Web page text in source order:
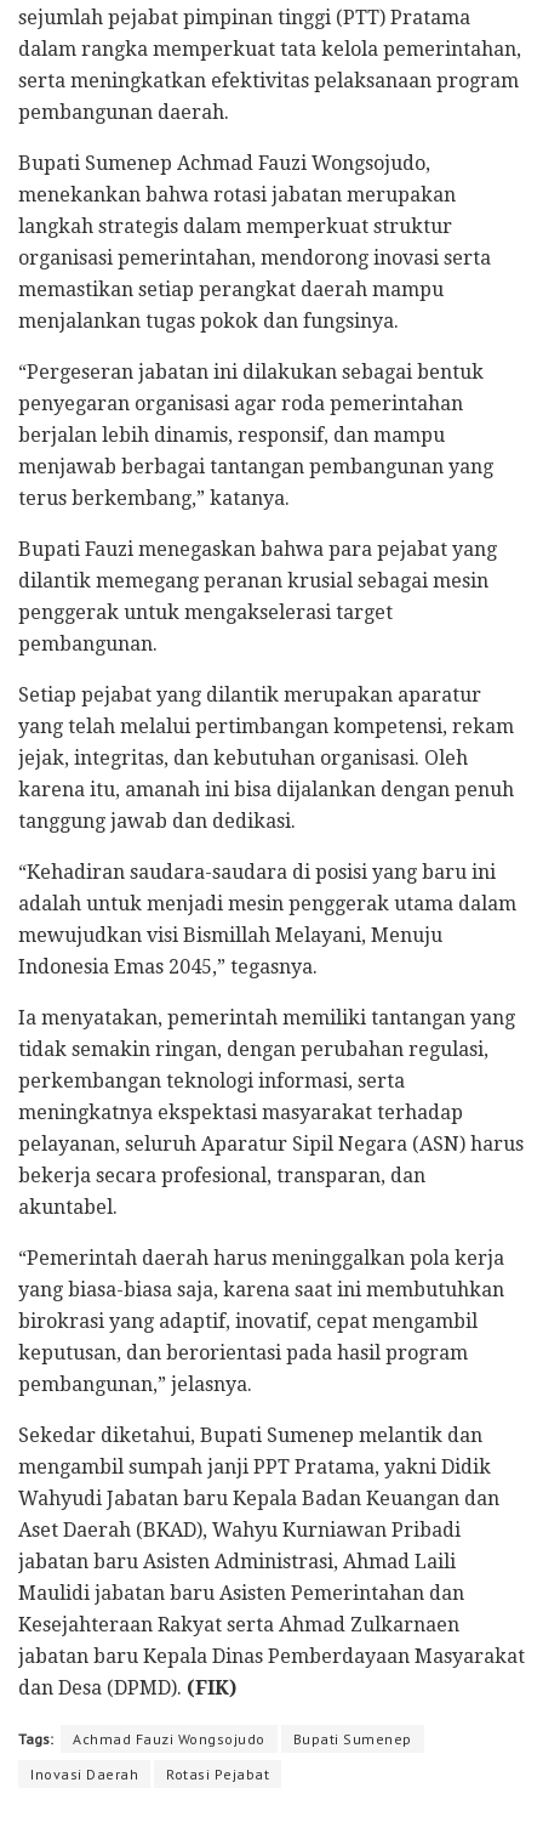
sejumlah pejabat pimpinan tinggi (PTT) Pratama
dalam rangka memperkuat tata kelola pemerintahan,
serta meningkatkan efektivitas pelaksanaan program
pembangunan daerah.
Bupati Sumenep Achmad Fauzi Wongsojudo,
menekankan bahwa rotasi jabatan merupakan
langkah strategis dalam memperkuat struktur
organisasi pemerintahan, mendorong inovasi serta
memastikan setiap perangkat daerah mampu
menjalankan tugas pokok dan fungsinya.
“Pergeseran jabatan ini dilakukan sebagai bentuk
penyegaran organisasi agar roda pemerintahan
berjalan lebih dinamis, responsif, dan mampu
menjawab berbagai tantangan pembangunan yang
terus berkembang,” katanya.
Bupati Fauzi menegaskan bahwa para pejabat yang
dilantik memegang peranan krusial sebagai mesin
penggerak untuk mengakselerasi target
pembangunan.
Setiap pejabat yang dilantik merupakan aparatur
yang telah melalui pertimbangan kompetensi, rekam
jejak, integritas, dan kebutuhan organisasi. Oleh
karena itu, amanah ini bisa dijalankan dengan penuh
tanggung jawab dan dedikasi.
“Kehadiran saudara-saudara di posisi yang baru ini
adalah untuk menjadi mesin penggerak utama dalam
mewujudkan visi Bismillah Melayani, Menuju
Indonesia Emas 2045,” tegasnya.
Ia menyatakan, pemerintah memiliki tantangan yang
tidak semakin ringan, dengan perubahan regulasi,
perkembangan teknologi informasi, serta
meningkatnya ekspektasi masyarakat terhadap
pelayanan, seluruh Aparatur Sipil Negara (ASN) harus
bekerja secara profesional, transparan, dan
akuntabel.
“Pemerintah daerah harus meninggalkan pola kerja
yang biasa-biasa saja, karena saat ini membutuhkan
birokrasi yang adaptif, inovatif, cepat mengambil
keputusan, dan berorientasi pada hasil program
pembangunan,” jelasnya.
Sekedar diketahui, Bupati Sumenep melantik dan
mengambil sumpah janji PPT Pratama, yakni Didik
Wahyudi Jabatan baru Kepala Badan Keuangan dan
Aset Daerah (BKAD), Wahyu Kurniawan Pribadi
jabatan baru Asisten Administrasi, Ahmad Laili
Maulidi jabatan baru Asisten Pemerintahan dan
Kesejahteraan Rakyat serta Ahmad Zulkarnaen
jabatan baru Kepala Dinas Pemberdayaan Masyarakat
dan Desa (DPMD). (FIK)
Tags: Achmad Fauzi Wongsojudo
Bupati Sumenep
Inovasi Daerah
Rotasi Pejabat